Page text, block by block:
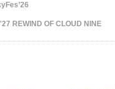
REWIND OF CLOUD NINE